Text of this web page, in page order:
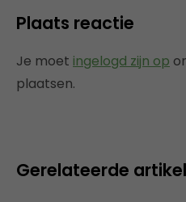
Plaats reactie
Je moet ingelogd zijn op
plaatsen.
Gerelateerde